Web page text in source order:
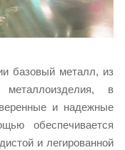
базовый металл, из
металлоизделия, в
и надежные
обеспечивается
и легированной